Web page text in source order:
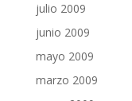
julio 2009
junio 2009
mayo 2009
marzo 2009